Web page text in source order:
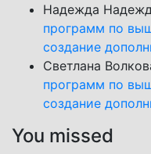
Надежда
программ по
создание
Светлана
программ по
создание
You missed